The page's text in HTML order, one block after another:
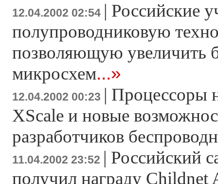
12.04.2002 02:54 | Российские
полупроводниковую
позволяющую увеличить
микросхем...»
12.04.2002 00:23 | Процессоры
XScale и новые
разработчиков
11.04.2002 23:52 | Российский
получил награду Childnet